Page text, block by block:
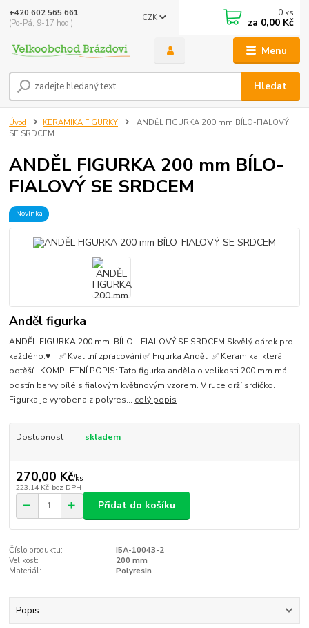
Menu
CZK
Hledat
+420 602 565 661
(Po-Pá, 9-17 hod.)
0 ks
za 0,00 Kč
Úvod KERAMIKA FIGURKY
ANDĚL FIGURKA 200 mm BÍLO-FIALOVÝ
SE SRDCEM
ANDĚL FIGURKA 200 mm BÍLO-
FIALOVÝ SE SRDCEM
Novinka
Anděl figurka
ANDĚL FIGURKA 200 mm BÍLO - FIALOVÝ SE SRDCEM Skvělý dárek pro
každého.♥ ✅ Kvalitní zpracování ✅ Figurka Anděl ✅ Keramika, která
potěší KOMPLETNÍ POPIS: Tato figurka anděla o velikosti 200 mm má
odstín barvy bílé s fialovým květinovým vzorem. V ruce drží srdíčko.
Figurka je vyrobena z polyres... celý popis
Dostupnost skladem
270,00 Kč/ks
223,14 Kč bez DPH
Přidat do košíku
Číslo produktu:
I5A-10043-2
Velikost:
200 mm
Materiál:
Polyresin
Popis